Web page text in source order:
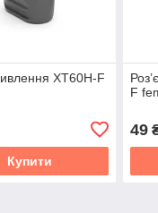
XT60H-F
Купити
F
49